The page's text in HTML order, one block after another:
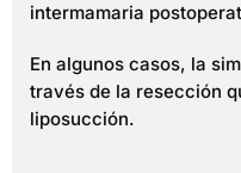
intermamaria
En algunos casos, la
través de la resección
liposucción.